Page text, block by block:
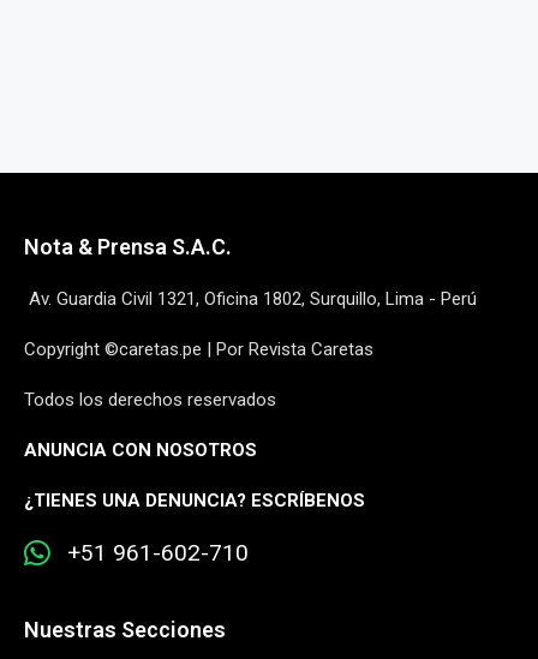
Nota & Prensa S.A.C.
Av. Guardia Civil 1321, Oficina 1802, Surquillo, Lima - Perú
Copyright ©caretas.pe | Por Revista Caretas
Todos los derechos reservados
ANUNCIA CON NOSOTROS
¿TIENES UNA DENUNCIA? ESCRÍBENOS
+51 961-602-710
Nuestras Secciones